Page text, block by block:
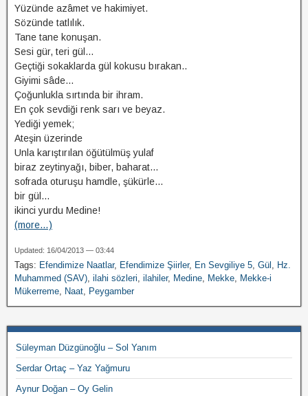
Yüzünde azâmet ve hakimiyet.
Sözünde tatlılık.
Tane tane konuşan.
Sesi gür, teri gül…
Geçtiği sokaklarda gül kokusu bırakan..
Giyimi sâde…
Çoğunlukla sırtında bir ihram.
En çok sevdiği renk sarı ve beyaz.
Yediği yemek;
Ateşin üzerinde
Unla karıştırılan öğütülmüş yulaf
biraz zeytinyağı, biber, baharat…
sofrada oturuşu hamdle, şükürle…
bir gül…
ikinci yurdu Medine!
(more…)
Updated: 16/04/2013 — 03:44
Tags: Efendimize Naatlar, Efendimize Şiirler, En Sevgiliye 5, Gül , Hz.
Muhammed (SAV), ilahi sözleri, ilahiler, Medine, Mekke, Mekke-i
Mükerreme, Naat, Peygamber
Süleyman Düzgünoğlu – Sol Yanım
Serdar Ortaç – Yaz Yağmuru
Aynur Doğan – Oy Gelin